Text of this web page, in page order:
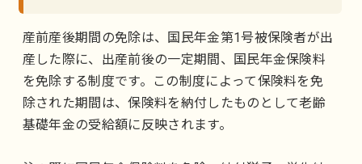
産前産後期間の免除は、国民年金第1号被保険者が出
産した際に、出産前後の一定期間、国民年金保険料
を免除する制度です。この制度によって保険料を免
除された期間は、保険料を納付したものとして老齢
基礎年金の受給額に反映されます。